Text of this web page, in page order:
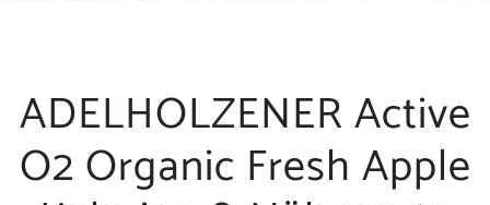
ADELHOLZENER Active
O2 Organic Fresh Apple